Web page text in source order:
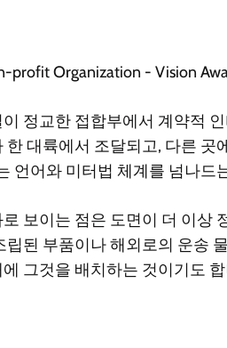
정교한 접합부에서 계약적
한 대륙에서 조달되고, 다른
언어와 미터법 체계를 넘나드
보이는 점은 도면이 더 이상
립된 부품이나 해외로의 운송
그것을 배치하는 것이기도